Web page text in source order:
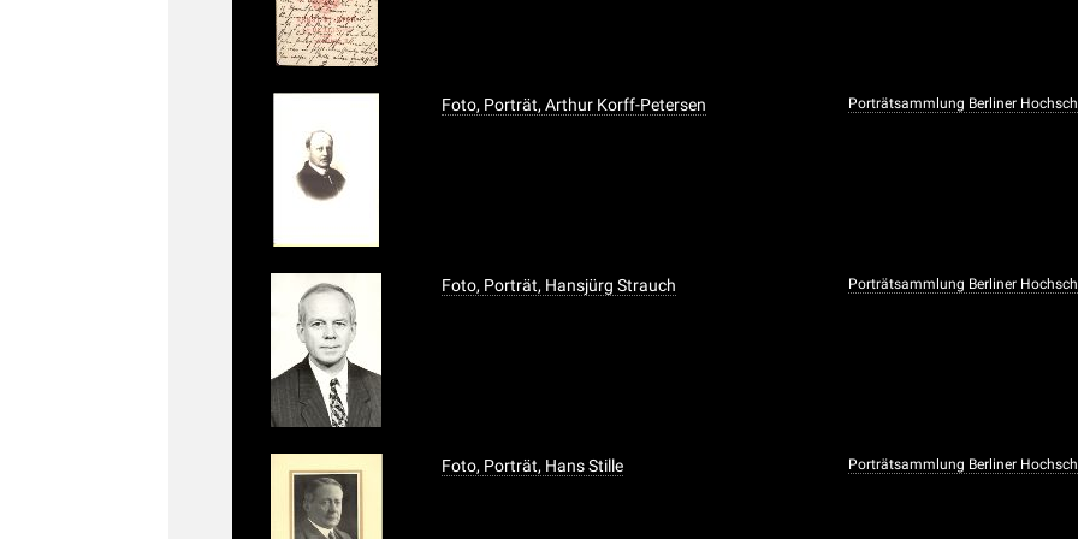
Foto, Porträt, Arthur Korff-Petersen Porträtsammlung Berliner
Foto, Porträt, Hansjürg Strauch Porträtsammlung Berliner
Foto, Porträt, Hans Stille Porträtsammlung Berliner